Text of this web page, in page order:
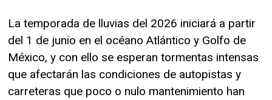
La temporada de lluvias del 2026 iniciará a partir
del 1 de junio en el océano Atlántico y Golfo de
México, y con ello se esperan tormentas intensas
que afectarán las condiciones de autopistas y
carreteras que poco o nulo mantenimiento han